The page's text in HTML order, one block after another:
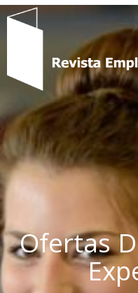
Ir
Ofertas